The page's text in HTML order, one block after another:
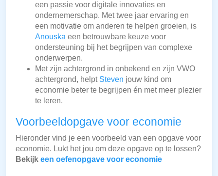
een passie voor digitale innovaties en
ondernemerschap. Met twee jaar ervaring en
een motivatie om anderen te helpen groeien, is
Anouska een betrouwbare keuze voor
ondersteuning bij het begrijpen van complexe
onderwerpen.
Met zijn achtergrond in onbekend en zijn VWO
achtergrond, helpt Steven jouw kind om
economie beter te begrijpen én met meer plezier
te leren.
Voorbeeldopgave voor economie
Hieronder vind je een voorbeeld van een opgave voor
economie. Lukt het jou om deze opgave op te lossen?
Bekijk een oefenopgave voor economie